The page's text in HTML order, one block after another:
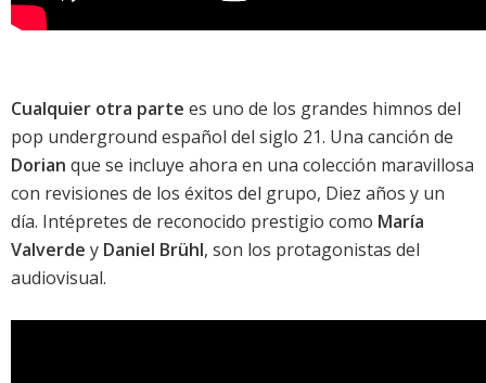
Cualquier otra parte es uno de los grandes himnos del
pop underground español del siglo 21. Una canción de
Dorian que se incluye ahora en una colección maravillosa
con revisiones de los éxitos del grupo, Diez años y un
día. Intépretes de reconocido prestigio como María
Valverde y Daniel Brühl, son los protagonistas del
audiovisual.